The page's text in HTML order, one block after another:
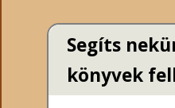
Segíts
könyvek